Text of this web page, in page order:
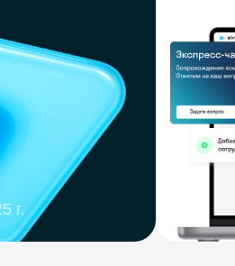
г.